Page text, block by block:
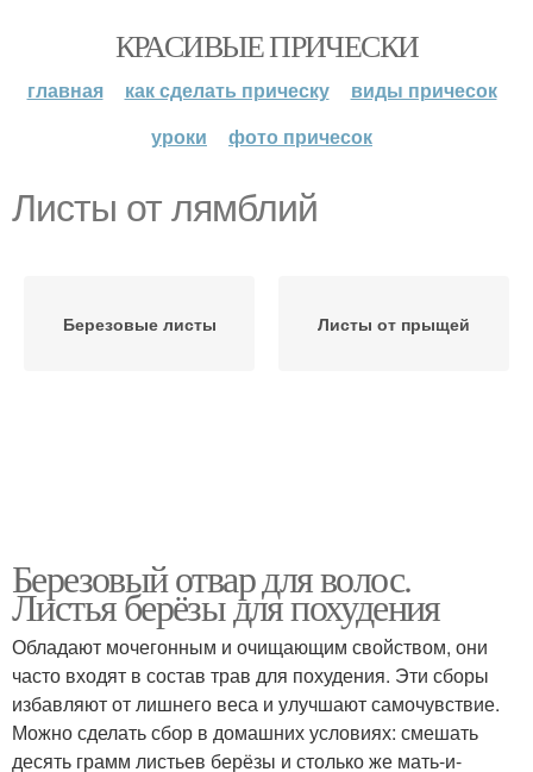
КРАСИВЫЕ ПРИЧЕСКИ
главная как сделать прическу
виды причесок
уроки
фото причесок
Листы от лямблий
Березовые листы Листы от прыщей
Березовый отвар для волос.
Листья берёзы для похудения
Обладают мочегонным и очищающим свойством, они
часто входят в состав трав для похудения. Эти сборы
избавляют от лишнего веса и улучшают самочувствие.
Можно сделать сбор в домашних условиях: смешать
десять грамм листьев берёзы и столько же мать-и-